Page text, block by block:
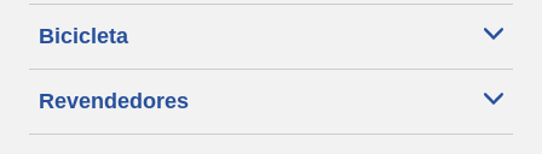
Bicicleta
Revendedores